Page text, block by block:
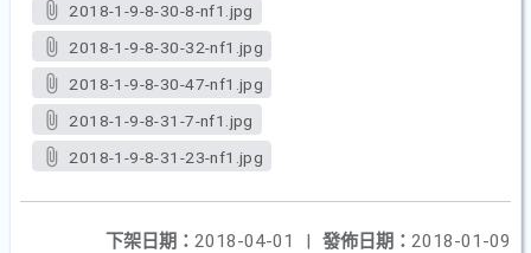
2018-1-9-8-30-8-nf1.jpg
2018-1-9-8-30-32-nf1.jpg
2018-1-9-8-30-47-nf1.jpg
2018-1-9-8-31-7-nf1.jpg
2018-1-9-8-31-23-nf1.jpg
發佈日期： 2018-01-09
下架日期： 2018-04-01
|